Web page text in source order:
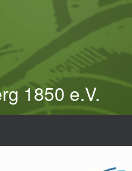
1850 e.V.